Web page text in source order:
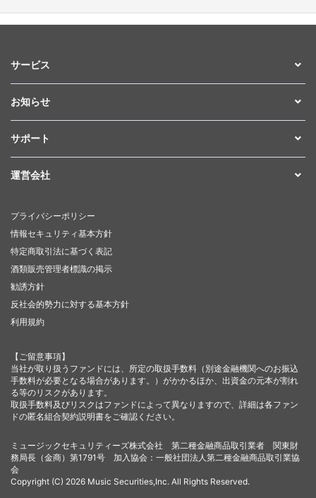
サービス
お知らせ
サポート
運営会社
プライバシーポリシー
情報セキュリティ基本方針
特定商取引法に基づく表記
酒類販売管理者標識の掲示
勧誘方針
反社会的勢力に対する基本方針
利用規約
【ご留意事項】
当社が取り扱うファンドには、所定の取扱手数料（別途金融機関へのお振込
手数料が必要となる場合があります。）がかかるほか、出資金の元本が割れ
る等のリスクがあります。
取扱手数料及びリスクはファンドによって異なりますので、詳細は各ファン
ドの匿名組合契約説明書をご確認ください。
ミュージックセキュリティーズ株式会社 第二種金融商品取引業者 関東財
務局長（金商）第1791号 加入協会：一般社団法人第二種金融商品取引業協
会
Copyright (C) 2026 Music Securities,Inc. All Rights Reserved.